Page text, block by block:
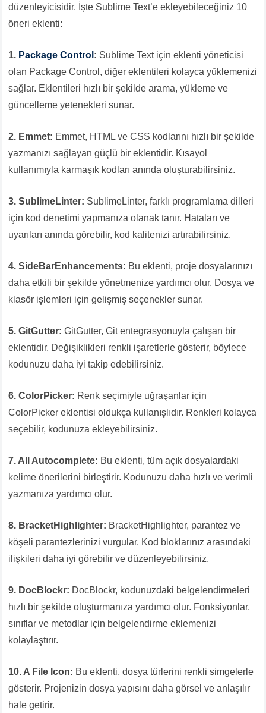
düzenleyicisidir. İşte Sublime Text’e ekleyebileceğiniz 10
öneri eklenti:
1. Package Control : Sublime Text için eklenti yöneticisi
olan Package Control, diğer eklentileri kolayca yüklemenizi
sağlar. Eklentileri hızlı bir şekilde arama, yükleme ve
güncelleme yetenekleri sunar.
2. Emmet: Emmet, HTML ve CSS kodlarını hızlı bir şekilde
yazmanızı sağlayan güçlü bir eklentidir. Kısayol
kullanımıyla karmaşık kodları anında oluşturabilirsiniz.
3. SublimeLinter: SublimeLinter, farklı programlama dilleri
için kod denetimi yapmanıza olanak tanır. Hataları ve
uyarıları anında görebilir, kod kalitenizi artırabilirsiniz.
4. SideBarEnhancements: Bu eklenti, proje dosyalarınızı
daha etkili bir şekilde yönetmenize yardımcı olur. Dosya ve
klasör işlemleri için gelişmiş seçenekler sunar.
5. GitGutter: GitGutter, Git entegrasyonuyla çalışan bir
eklentidir. Değişiklikleri renkli işaretlerle gösterir, böylece
kodunuzu daha iyi takip edebilirsiniz.
6. ColorPicker: Renk seçimiyle uğraşanlar için
ColorPicker eklentisi oldukça kullanışlıdır. Renkleri kolayca
seçebilir, kodunuza ekleyebilirsiniz.
7. All Autocomplete: Bu eklenti, tüm açık dosyalardaki
kelime önerilerini birleştirir. Kodunuzu daha hızlı ve verimli
yazmanıza yardımcı olur.
8. BracketHighlighter: BracketHighlighter, parantez ve
köşeli parantezlerinizi vurgular. Kod bloklarınız arasındaki
ilişkileri daha iyi görebilir ve düzenleyebilirsiniz.
9. DocBlockr: DocBlockr, kodunuzdaki belgelendirmeleri
hızlı bir şekilde oluşturmanıza yardımcı olur. Fonksiyonlar,
sınıflar ve metodlar için belgelendirme eklemenizi
kolaylaştırır.
10. A File Icon: Bu eklenti, dosya türlerini renkli simgelerle
gösterir. Projenizin dosya yapısını daha görsel ve anlaşılır
hale getirir.